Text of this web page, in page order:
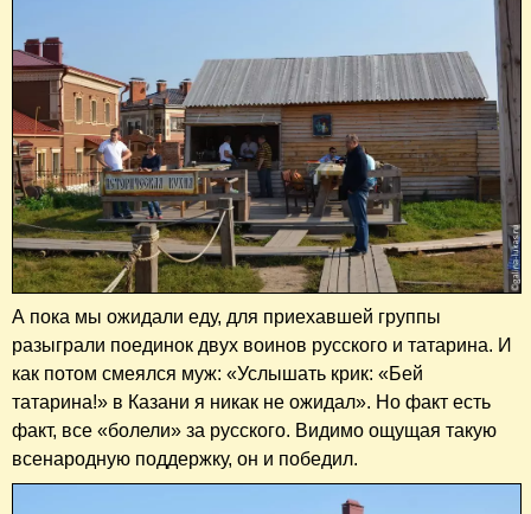
А пока мы ожидали еду, для приехавшей группы
разыграли поединок двух воинов русского и татарина. И
как потом смеялся муж: «Услышать крик: «Бей
татарина!» в Казани я никак не ожидал». Но факт есть
факт, все «болели» за русского. Видимо ощущая такую
всенародную поддержку, он и победил.